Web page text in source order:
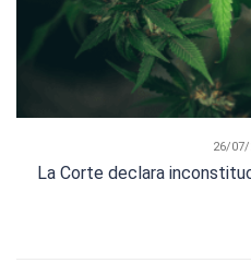
26/07/
La Corte declara